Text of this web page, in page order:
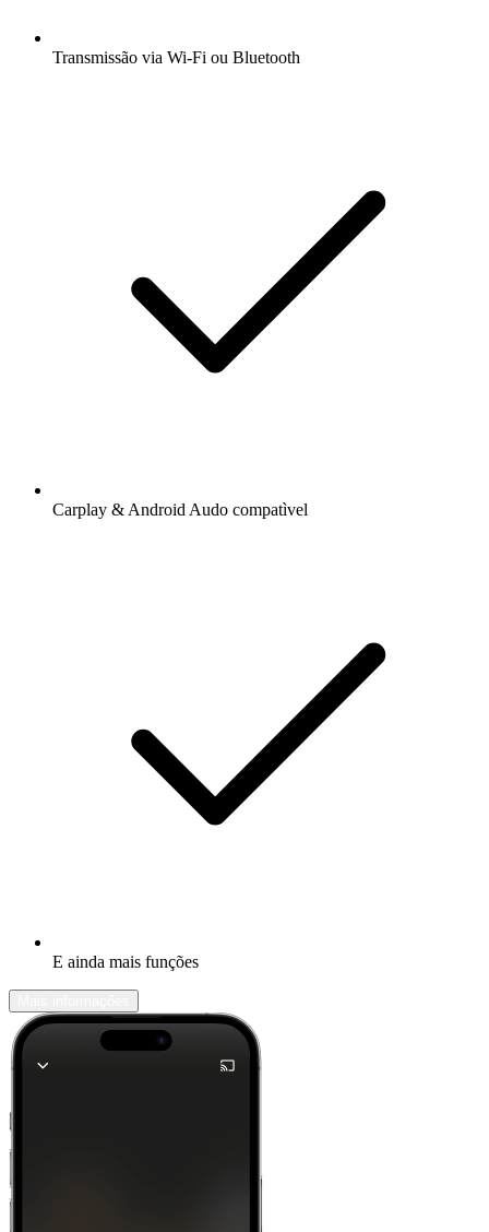
Transmissão via Wi-Fi ou Bluetooth
Carplay & Android Audo compatìvel
E ainda mais funções